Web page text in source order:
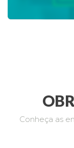
Conheça as